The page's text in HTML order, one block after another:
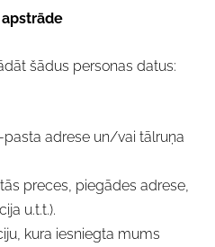
šādus personas datus:
pasta adrese un/vai tālruņa
preces, piegādes adrese,
u.t.t.).
kura iesniegta mums